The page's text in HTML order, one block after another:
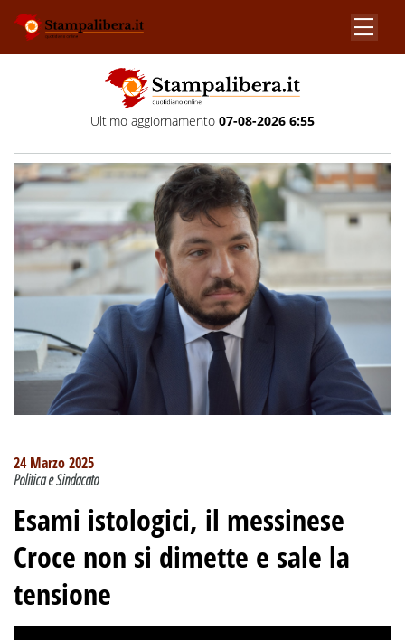
Ultimo aggiornamento 07-08-2026 6:55
24 Marzo 2025
Politica e Sindacato
Esami istologici, il messinese
Croce non si dimette e sale la
tensione